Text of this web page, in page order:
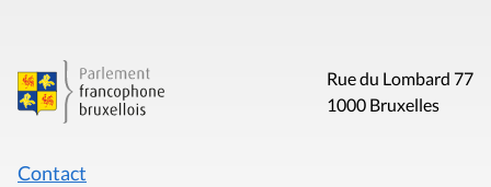
Rue du Lombard 77
1000 Bruxelles
Contact